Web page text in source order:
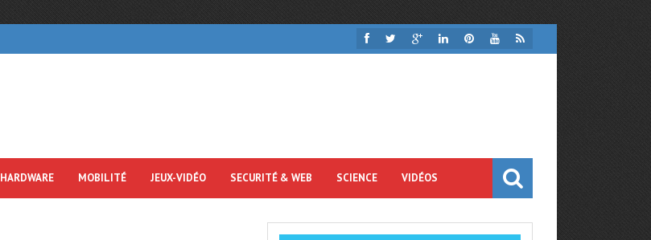
HARDWARE MOBILITÉ JEUX-VIDÉO SECURITÉ & WEB SCIENCE VIDÉOS